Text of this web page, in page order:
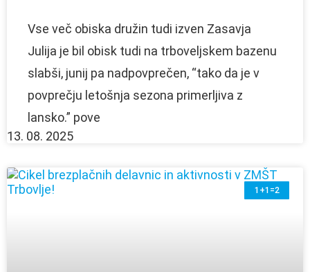
Vse več obiska družin tudi izven Zasavja
Julija je bil obisk tudi na trboveljskem bazenu
slabši, junij pa nadpovprečen, “tako da je v
povprečju letošnja sezona primerljiva z
lansko.” pove
13. 08. 2025
1+1=2